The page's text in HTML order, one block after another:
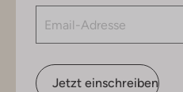
Jetzt einschreiben